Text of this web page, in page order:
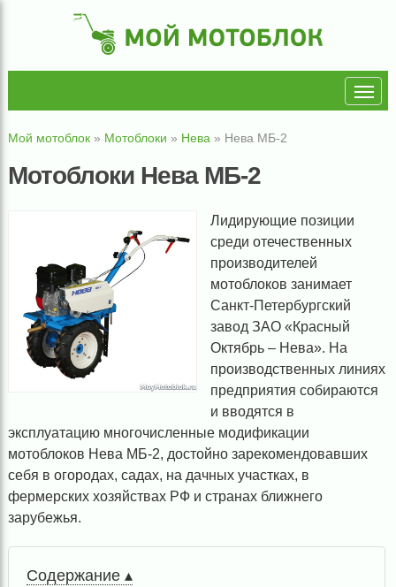
Мой мотоблок» Мотоблоки » Нева» Нева МБ-2
Мотоблоки Нева МБ-2
Лидирующие позиции
среди отечественных
производителей
мотоблоков занимает
Санкт-Петербургский
завод ЗАО «Красный
Октябрь – Нева». На
производственных линиях
предприятия собираются
и вводятся в
эксплуатацию многочисленные модификации
мотоблоков Нева МБ-2, достойно зарекомендовавших
себя в огородах, садах, на дачных участках, в
фермерских хозяйствах РФ и странах ближнего
зарубежья.
Содержание ▴